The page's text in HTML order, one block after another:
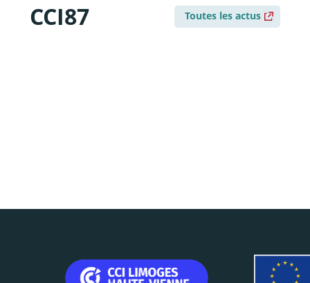
CCI87 Toutes les actus